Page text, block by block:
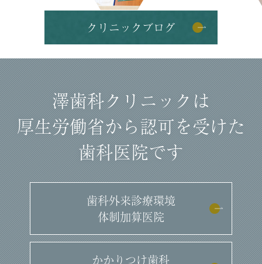
クリニックブログ
澤歯科クリニックは
厚生労働省から認可を受けた
歯科医院です
歯科外来診療環境
体制加算医院
かかりつけ歯科